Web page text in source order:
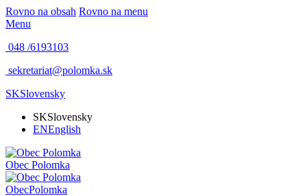
Rovno na obsah Rovno na menu
Menu
048 /6193103
sekretariat@polomka.sk
SKSlovensky
SKSlovensky
ENEnglish
Obec Polomka
ObecPolomka